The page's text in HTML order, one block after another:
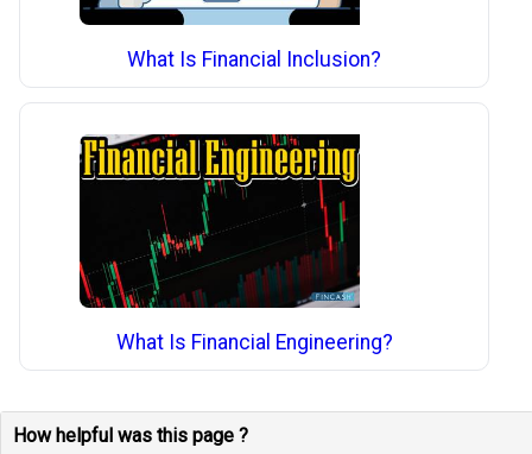
What Is Financial Inclusion?
What Is Financial Engineering?
How helpful was this page ?